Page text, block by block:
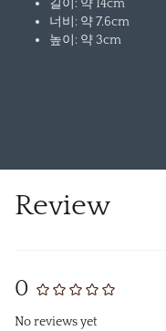
길이: 약 14cm
너비: 약 7.6cm
높이: 약 3cm
Review
0
No reviews yet